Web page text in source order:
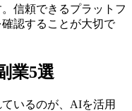
信頼できるプラットフ
認することが大切で
業5選
いるのが、AIを活用